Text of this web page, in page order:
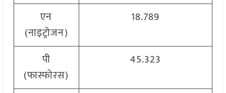
एन
(नाइट्रोजन)
18.789
पी
(फास्फोरस)
45.323